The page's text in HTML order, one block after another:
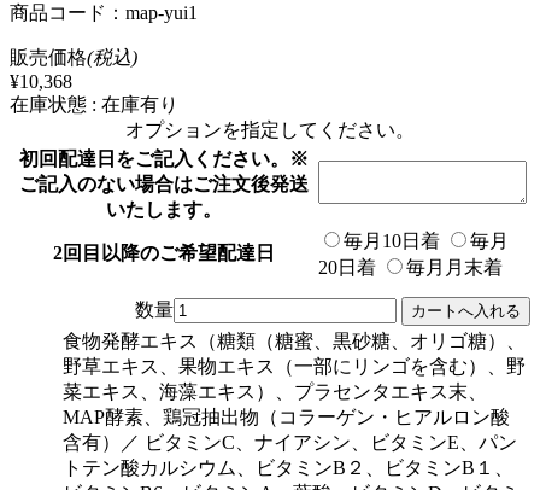
商品コード：map-yui1
販売価格(税込)
¥10,368
在庫状態 : 在庫有り
オプションを指定してください。
初回配達日をご記入ください。※
ご記入のない場合はご注文後発送
いたします。
2回目以降のご希望配達日
毎月10日着
毎月
20日着
毎月月末着
数量
食物発酵エキス（糖類（糖蜜、黒砂糖、オリゴ糖）、
野草エキス、果物エキス（一部にリンゴを含む）、野
菜エキス、海藻エキス）、プラセンタエキス末、
MAP酵素、鶏冠抽出物（コラーゲン・ヒアルロン酸
含有）／ ビタミンC、ナイアシン、ビタミンE、パン
トテン酸カルシウム、ビタミンB２、ビタミンB１、